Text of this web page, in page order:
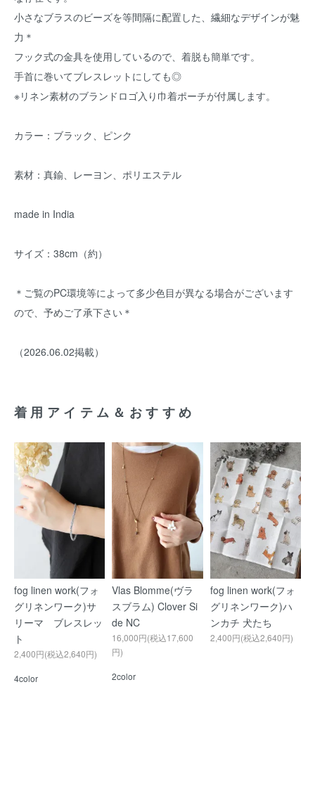
小さなブラスのビーズを等間隔に配置した、繊細なデザインが魅
力＊
フック式の金具を使用しているので、着脱も簡単です。
手首に巻いてブレスレットにしても◎
※リネン素材のブランドロゴ入り巾着ポーチが付属します。
カラー：ブラック、ピンク
素材：真鍮、レーヨン、ポリエステル
made in India
サイズ：38cm（約）
＊ご覧のPC環境等によって多少色目が異なる場合がございます
ので、予めご了承下さい＊
（2026.06.02掲載）
着用アイテム＆おすすめ
fog linen work(フォ
グリネンワーク)サ
リーマ ブレスレッ
ト
2,400円(税込2,640円)
4color
Vlas Blomme(ヴラ
スブラム) Clover Si
de NC
16,000円(税込17,600
円)
2color
fog linen work(フォ
グリネンワーク)ハ
ンカチ 犬たち
2,400円(税込2,640円)